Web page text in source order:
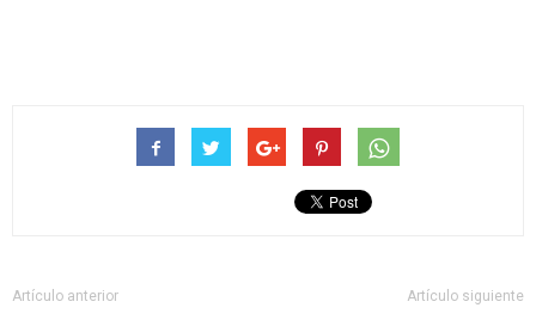
Artículo anterior Artículo siguiente